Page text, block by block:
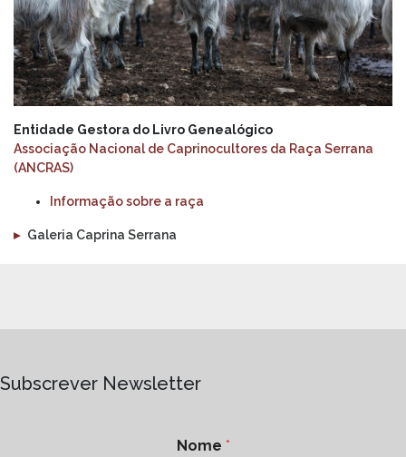
Entidade Gestora do Livro Genealógico
Associação Nacional de Caprinocultores da Raça Serrana
(ANCRAS)
Informação sobre a raça
▸ Galeria Caprina Serrana
Subscrever Newsletter
Nome *